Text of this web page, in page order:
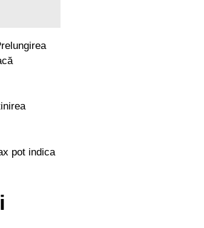
pot indica